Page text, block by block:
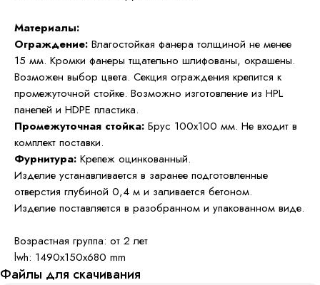
Материалы:
Ограждение: Влагостойкая фанера толщиной не менее
15 мм. Кромки фанеры тщательно шлифованы, окрашены.
Возможен выбор цвета. Секция ограждения крепится к
промежуточной стойке. Возможно изготовление из HPL
панелей и HDPE пластика.
Промежуточная стойка: Брус 100х100 мм. Не входит в
комплект поставки.
Фурнитура: Крепеж оцинкованный.
Изделие устанавливается в заранее подготовленные
отверстия глубиной 0,4 м и заливается бетоном.
Изделие поставляется в разобранном и упакованном виде.
Возрастная группа: от 2 лет
lwh: 1490x150x680 mm
Файлы для скачивания